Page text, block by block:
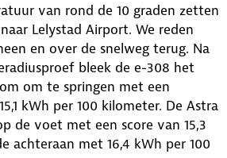
van rond de 10 graden zetten
Lelystad Airport. We reden
en over de snelweg terug. Na
bleek de e-308 het
om te springen met een
kWh per 100 kilometer. De Astra
de voet met een score van 15,3
achteraan met 16,4 kWh per 100